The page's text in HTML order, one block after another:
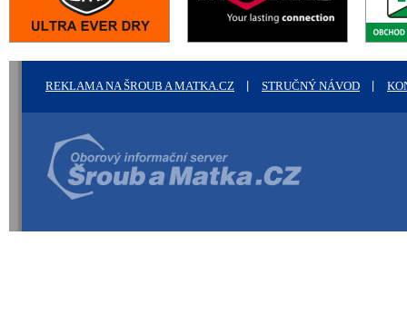
REKLAMA NA ŠROUB A MATKA.CZ STRUČNÝ NÁVOD